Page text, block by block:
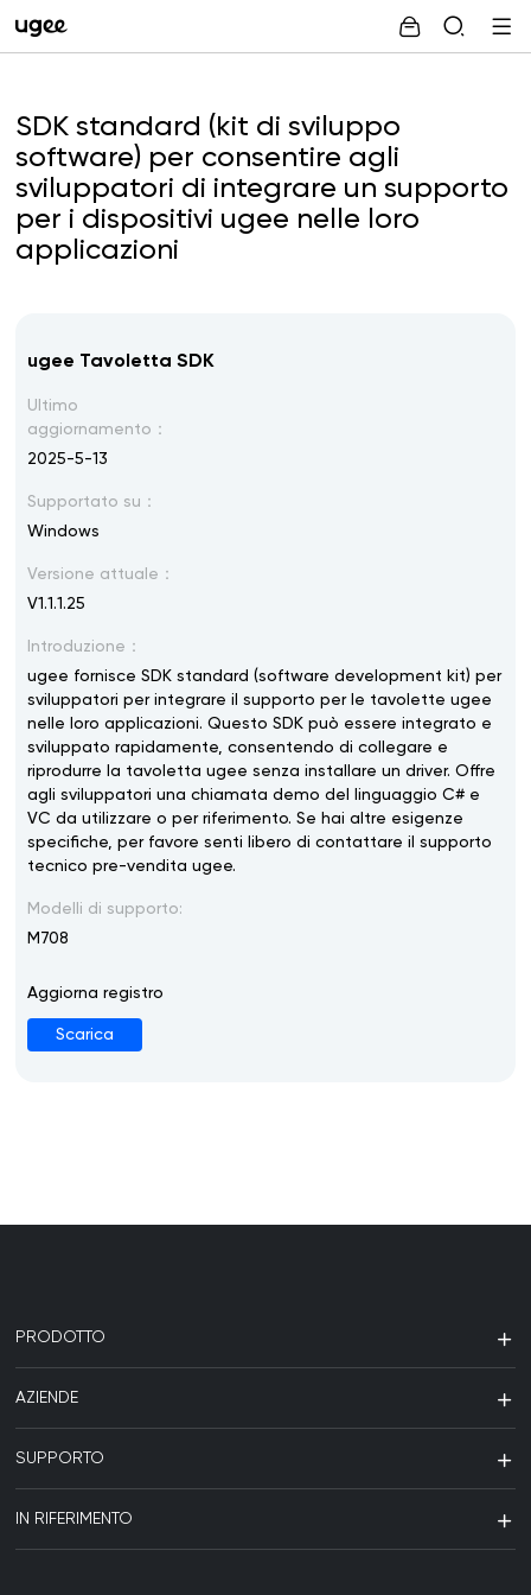
SDK standard (kit di sviluppo
software) per consentire agli
sviluppatori di integrare un supporto
per i dispositivi ugee nelle loro
applicazioni
ugee Tavoletta SDK
Ultimo
aggiornamento：
2025-5-13
Supportato su：
Windows
Versione attuale：
V1.1.1.25
Introduzione：
ugee fornisce SDK standard (software development kit) per
sviluppatori per integrare il supporto per le tavolette ugee
nelle loro applicazioni. Questo SDK può essere integrato e
sviluppato rapidamente, consentendo di collegare e
riprodurre la tavoletta ugee senza installare un driver. Offre
agli sviluppatori una chiamata demo del linguaggio C# e
VC da utilizzare o per riferimento. Se hai altre esigenze
specifiche, per favore senti libero di contattare il supporto
tecnico pre-vendita ugee.
Modelli di supporto:
M708
Aggiorna registro
Scarica
PRODOTTO
AZIENDE
SUPPORTO
IN RIFERIMENTO